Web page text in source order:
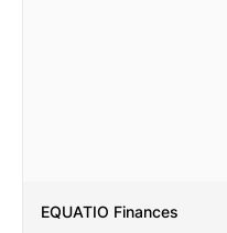
EQUATIO Finances